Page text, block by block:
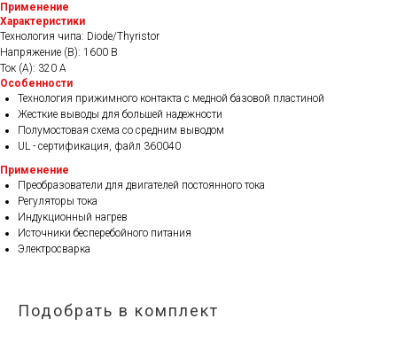
Применение
Характеристики
Технология чипа: Diode/Thyristor
Напряжение (В): 1600 В
Ток (А): 320 A
Особенности
Технология прижимного контакта с медной базовой пластиной
Жесткие выводы для большей надежности
Полумостовая схема со средним выводом
UL - сертификация, файл 360040
Применение
Преобразователи для двигателей постоянного тока
Регуляторы тока
Индукционный нагрев
Источники бесперебойного питания
Электросварка
Подобрать в комплект